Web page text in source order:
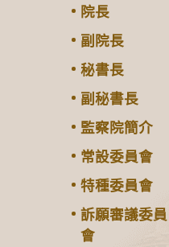
院長
副院長
秘書長
副秘書長
監察院簡介
常設委員會
特種委員會
訴願審議委員
會